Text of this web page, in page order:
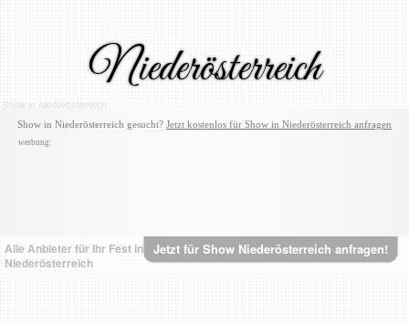
Niederösterreich
Show in Niederösterreich
Show in Niederösterreich gesucht? Jetzt kostenlos für Show in Niederösterreich anfragen
werbung:
Jetzt für Show Niederösterreich anfragen!
Alle Anbieter für Ihr Fest in
Niederösterreich